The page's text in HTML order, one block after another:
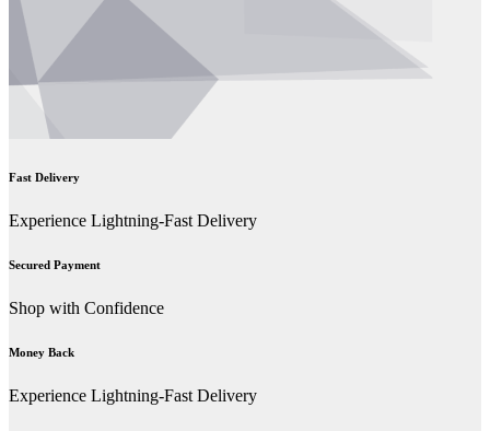
Fast Delivery
Experience Lightning-Fast Delivery
Secured Payment
Shop with Confidence
Money Back
Experience Lightning-Fast Delivery